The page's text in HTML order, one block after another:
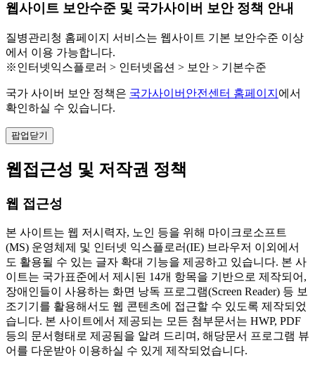
웹사이트 보안수준 및 국가사이버 보안 정책 안내
질병관리청 홈페이지 서비스는 웹사이트 기본 보안수준 이상
에서 이용 가능합니다.
※인터넷익스플로러 > 인터넷옵션 > 보안 > 기본수준
국가 사이버 보안 정책은 국가사이버안전센터 홈페이지 에서
확인하실 수 있습니다.
팝업닫기
웹접근성 및 저작권 정책
웹 접근성
본 사이트는 웹 저시력자, 노인 등을 위해 마이크로소프트
(MS) 운영체제 및 인터넷 익스플로러(IE) 브라우저 이외에서
도 활용될 수 있는 글자 확대 기능을 제공하고 있습니다. 본 사
이트는 국가표준에서 제시된 14개 항목을 기반으로 제작되어,
장애인들이 사용하는 화면 낭독 프로그램(Screen Reader) 등 보
조기기를 활용해서도 웹 콘텐츠에 접근할 수 있도록 제작되었
습니다. 본 사이트에서 제공되는 모든 첨부문서는 HWP, PDF
등의 문서형태로 제공됨을 알려 드리며, 해당문서 프로그램 뷰
어를 다운받아 이용하실 수 있게 제작되었습니다.